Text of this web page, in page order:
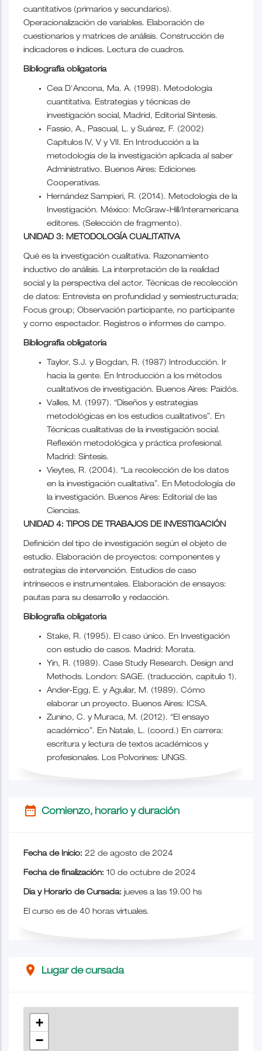
cuantitativos (primarios y secundarios).
Operacionalización de variables. Elaboración de
cuestionarios y matrices de análisis. Construcción de
indicadores e índices. Lectura de cuadros.
Bibliografía obligatoria
Cea D'Ancona, Ma. A. (1998). Metodología
cuantitativa. Estrategias y técnicas de
investigación social, Madrid, Editorial Síntesis.
Fassio, A., Pascual, L. y Suárez, F. (2002)
Capítulos IV, V y VII. En Introducción a la
metodología de la investigación aplicada al saber
Administrativo. Buenos Aires: Ediciones
Cooperativas.
Hernández Sampieri, R. (2014). Metodología de la
Investigación. México: McGraw-Hill/Interamericana
editores. (Selección de fragmento).
UNIDAD 3: METODOLOGÍA CUALITATIVA
Qué es la investigación cualitativa. Razonamiento
inductivo de análisis. La interpretación de la realidad
social y la perspectiva del actor. Técnicas de recolección
de datos: Entrevista en profundidad y semiestructurada;
Focus group; Observación participante, no participante
y como espectador. Registros e informes de campo.
Bibliografía obligatoria
Taylor, S.J. y Bogdan, R. (1987) Introducción. Ir
hacia la gente. En Introducción a los métodos
cualitativos de investigación. Buenos Aires: Paidós.
Valles, M. (1997). “Diseños y estrategias
metodológicas en los estudios cualitativos”. En
Técnicas cualitativas de la investigación social.
Reflexión metodológica y práctica profesional.
Madrid: Síntesis.
Vieytes, R. (2004). “La recolección de los datos
en la investigación cualitativa”. En Metodología de
la investigación. Buenos Aires: Editorial de las
Ciencias.
UNIDAD 4: TIPOS DE TRABAJOS DE INVESTIGACIÓN
Definición del tipo de investigación según el objeto de
estudio. Elaboración de proyectos: componentes y
estrategias de intervención. Estudios de caso
intrínsecos e instrumentales. Elaboración de ensayos:
pautas para su desarrollo y redacción.
Bibliografía obligatoria
Stake, R. (1995). El caso único. En Investigación
con estudio de casos. Madrid: Morata.
Yin, R. (1989). Case Study Research. Design and
Methods. London: SAGE. (traducción, capítulo 1).
Ander-Egg, E. y Aguilar, M. (1989). Cómo
elaborar un proyecto. Buenos Aires: ICSA.
Zunino, C. y Muraca, M. (2012). “El ensayo
académico”. En Natale, L. (coord.) En carrera:
escritura y lectura de textos académicos y
profesionales. Los Polvorines: UNGS.
date_range Comienzo, horario y duración
Fecha de Inicio: 22 de agosto de 2024
Fecha de finalización: 10 de octubre de 2024
Dia y Horario de Cursada: jueves a las 19.00 hs
El curso es de 40 horas virtuales.
place Lugar de cursada
+
−